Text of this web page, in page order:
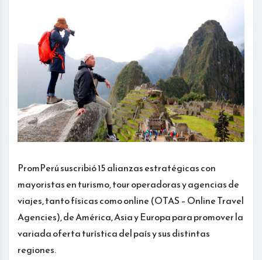
PromPerú suscribió 15 alianzas estratégicas con
mayoristas en turismo, tour operadoras y agencias de
viajes, tanto físicas como online (OTAS – Online Travel
Agencies), de América, Asia y Europa para promover la
variada oferta turística del país y sus distintas
regiones.